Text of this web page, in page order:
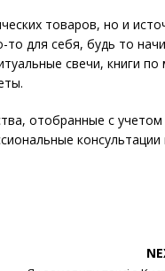
товаров, но и
то для себя, будь то
свечи, книги по
отобранные с